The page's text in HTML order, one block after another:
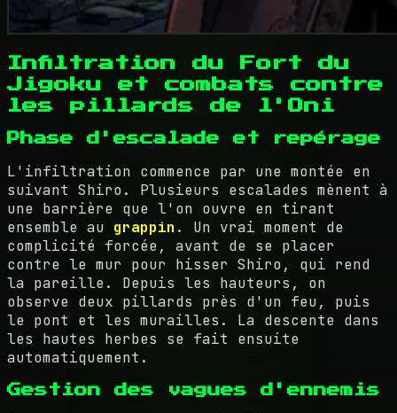
Infiltration du Fort du
Jigoku et combats contre
les pillards de l'Oni
Phase d'escalade et repérage
L'infiltration commence par une montée en
suivant Shiro. Plusieurs escalades mènent à
une barrière que l'on ouvre en tirant
ensemble au grappin . Un vrai moment de
complicité forcée, avant de se placer
contre le mur pour hisser Shiro, qui rend
la pareille. Depuis les hauteurs, on
observe deux pillards près d'un feu, puis
le pont et les murailles. La descente dans
les hautes herbes se fait ensuite
automatiquement.
Gestion des vagues d'ennemis